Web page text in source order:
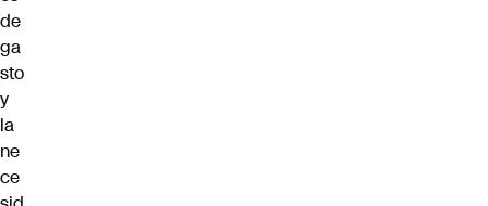
de
ga
sto
y
la
ne
ce